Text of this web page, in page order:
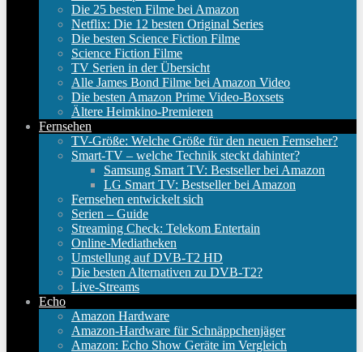
Die 25 besten Filme bei Amazon
Netflix: Die 12 besten Original Series
Die besten Science Fiction Filme
Science Fiction Filme
TV Serien in der Übersicht
Alle James Bond Filme bei Amazon Video
Die besten Amazon Prime Video-Boxsets
Ältere Heimkino-Premieren
Fernsehen
TV-Größe: Welche Größe für den neuen Fernseher?
Smart-TV – welche Technik steckt dahinter?
Samsung Smart TV: Bestseller bei Amazon
LG Smart TV: Bestseller bei Amazon
Fernsehen entwickelt sich
Serien – Guide
Streaming Check: Telekom Entertain
Online-Mediatheken
Umstellung auf DVB-T2 HD
Die besten Alternativen zu DVB-T2?
Live-Streams
Echo
Amazon Hardware
Amazon-Hardware für Schnäppchenjäger
Amazon: Echo Show Geräte im Vergleich